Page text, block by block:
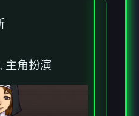
主角扮演